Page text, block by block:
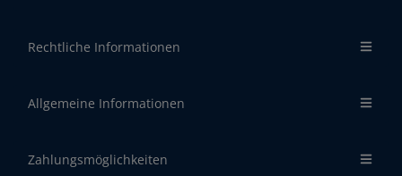
Rechtliche Informationen
Allgemeine Informationen
Zahlungsmöglichkeiten